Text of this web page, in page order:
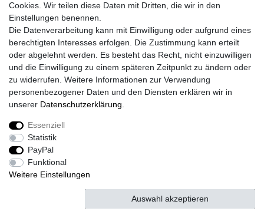
Kontaktieren Sie uns!
Widerrufs­recht Widerrufs­formular Impressum
Daten­schutz­erklärung
Cookies. Wir teilen diese Daten mit Dritten, die wir in den
Einstellungen benennen.
Die Datenverarbeitung kann mit Einwilligung oder aufgrund eines
berechtigten Interesses erfolgen. Die Zustimmung kann erteilt
oder abgelehnt werden. Es besteht das Recht, nicht einzuwilligen
und die Einwilligung zu einem späteren Zeitpunkt zu ändern oder
zu widerrufen. Weitere Informationen zur Verwendung
personenbezogener Daten und den Diensten erklären wir in
unserer Daten­schutz­erklärung
Essenziell
Statistik
PayPal
Funktional
Weitere Einstellungen
Alle akzeptieren
Auswahl akzeptieren